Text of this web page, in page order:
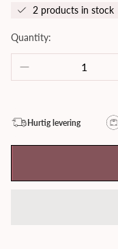
2 products in stock
Quantity:
Hurtig levering